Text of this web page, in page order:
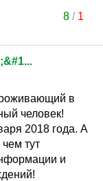
8/ 1
в
человек!
2018 года. А
тут
и